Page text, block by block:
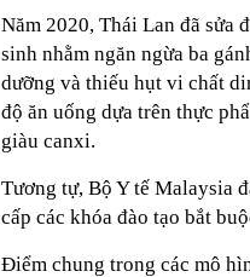
Năm 2020, Thái Lan đã sửa
sinh nhằm ngăn ngừa ba
dưỡng và thiếu hụt vi chất
độ ăn uống dựa trên thực
giàu canxi.
Tương tự, Bộ Y tế Malaysia
cấp các khóa đào tạo bắt
Điểm chung trong các mô